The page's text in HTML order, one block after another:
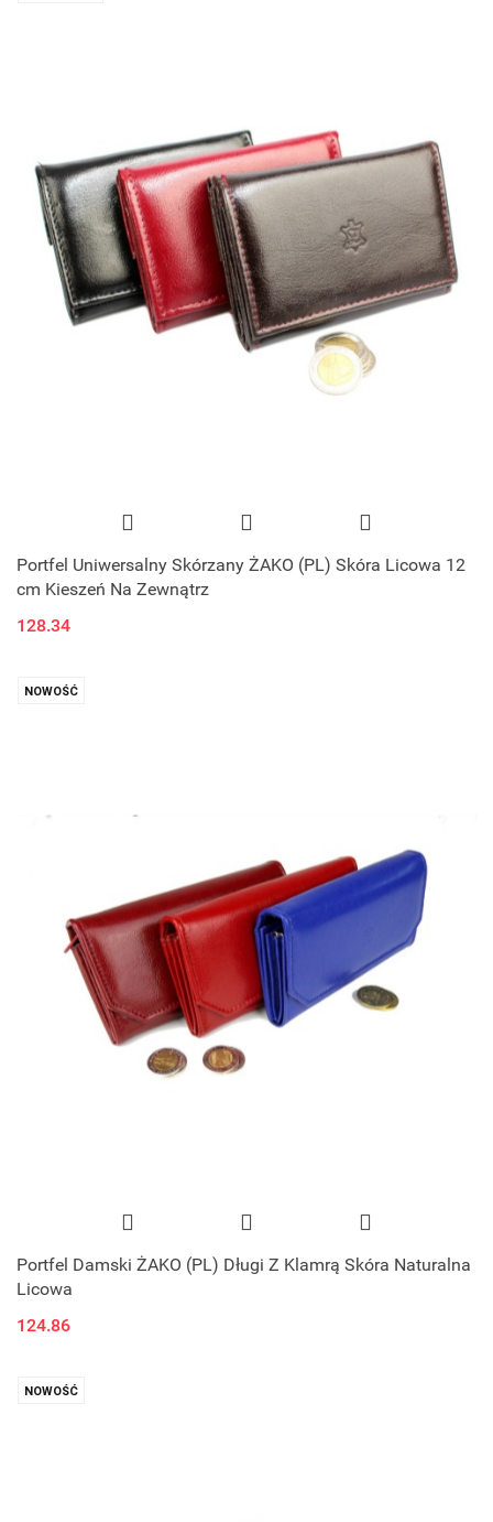
Portfel Uniwersalny Skórzany ŻAKO (PL) Skóra Licowa 12
cm Kieszeń Na Zewnątrz
128.34
NOWOŚĆ
Portfel Damski ŻAKO (PL) Długi Z Klamrą Skóra Naturalna
Licowa
124.86
NOWOŚĆ